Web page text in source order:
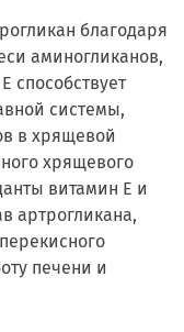
благодаря
аминогликанов,
способствует
системы,
в хрящевой
хрящевого
витамин Е и
артрогликана,
печени и